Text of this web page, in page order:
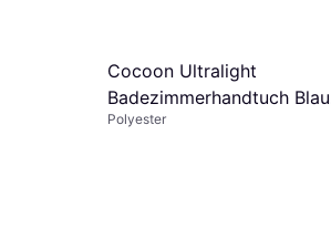
Cocoon Ultralight
Badezimmerhandtuch Blau
(150x80cm)
Polyester